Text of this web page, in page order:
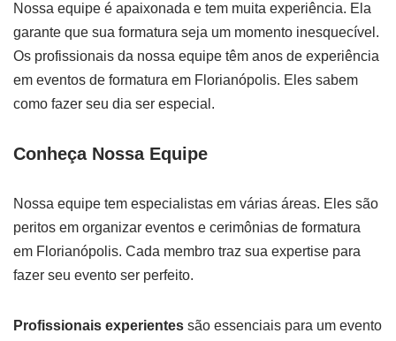
Nossa equipe é apaixonada e tem muita experiência. Ela
garante que sua formatura seja um momento inesquecível.
Os profissionais da nossa equipe têm anos de experiência
em eventos de formatura em Florianópolis. Eles sabem
como fazer seu dia ser especial.
Conheça Nossa Equipe
Nossa equipe tem especialistas em várias áreas. Eles são
peritos em organizar eventos e cerimônias de formatura
em Florianópolis. Cada membro traz sua expertise para
fazer seu evento ser perfeito.
Profissionais experientes são essenciais para um evento